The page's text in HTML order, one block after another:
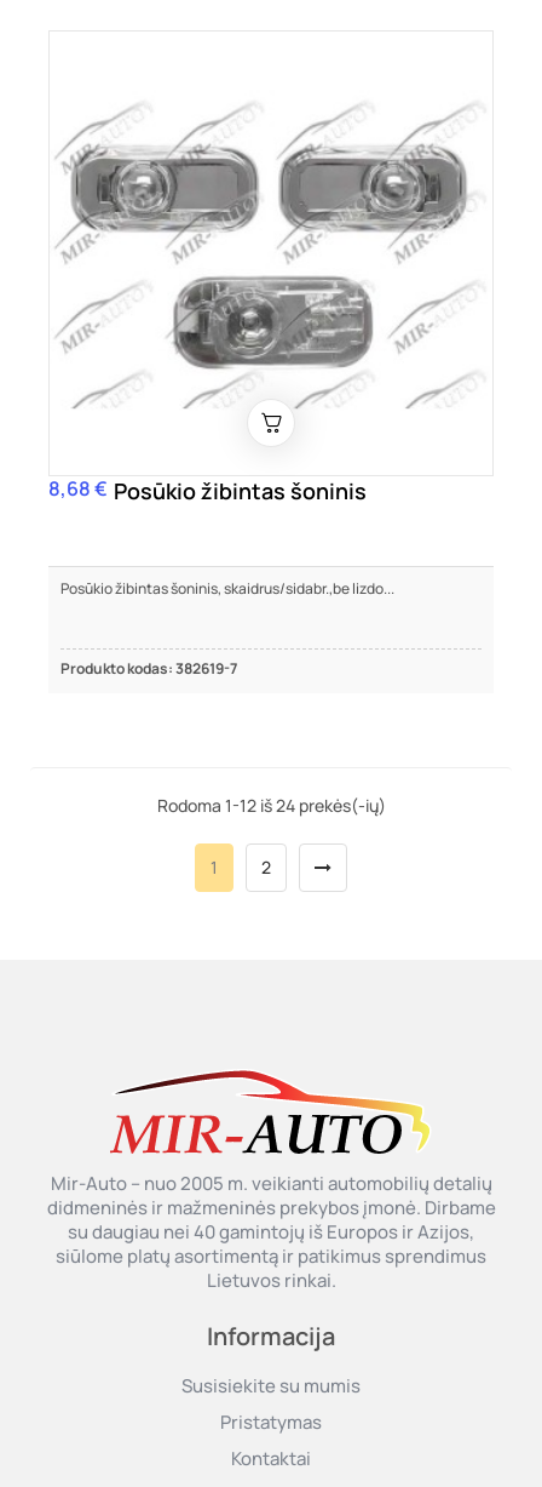
Kaina
8,68 € Posūkio žibintas šoninis
Posūkio žibintas šoninis, skaidrus/sidabr.,be lizdo...
Produkto kodas: 382619-7
Rodoma 1-12 iš 24 prekės(-ių)
1 2
Mir-Auto – nuo 2005 m. veikianti automobilių detalių
didmeninės ir mažmeninės prekybos įmonė. Dirbame
su daugiau nei 40 gamintojų iš Europos ir Azijos,
siūlome platų asortimentą ir patikimus sprendimus
Lietuvos rinkai.
Informacija
Susisiekite su mumis
Pristatymas
Kontaktai